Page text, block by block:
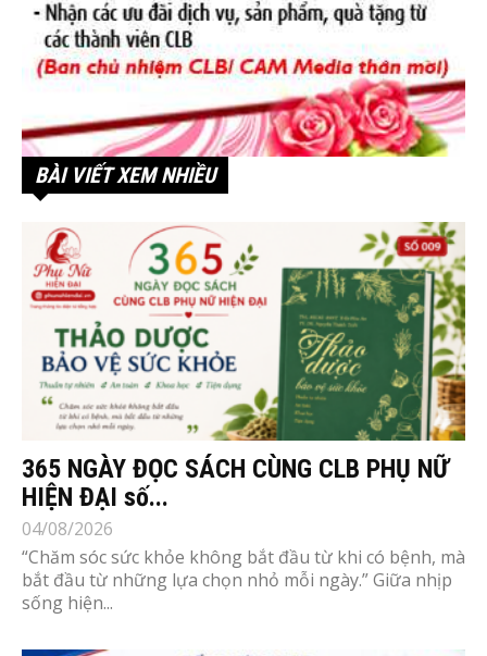
BÀI VIẾT XEM NHIỀU
365 NGÀY ĐỌC SÁCH CÙNG CLB PHỤ NỮ
HIỆN ĐẠI số...
04/08/2026
“Chăm sóc sức khỏe không bắt đầu từ khi có bệnh, mà
bắt đầu từ những lựa chọn nhỏ mỗi ngày.” Giữa nhịp
sống hiện...